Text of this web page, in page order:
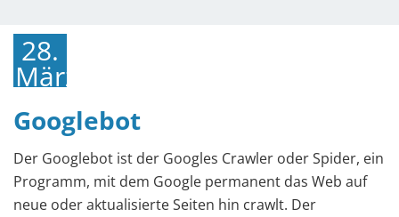
28.
März
Googlebot
Der Googlebot ist der Googles Crawler oder Spider, ein
Programm, mit dem Google permanent das Web auf
neue oder aktualisierte Seiten hin crawlt. Der